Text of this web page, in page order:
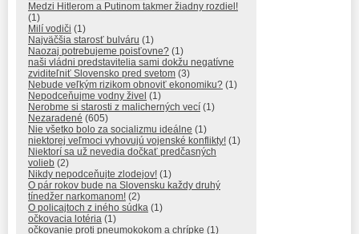
Medzi Hitlerom a Putinom takmer žiadny rozdiel!
(1)
Milí vodiči (1)
Najväčšia starosť bulváru (1)
Naozaj potrebujeme poisťovne? (1)
naši vládni predstavitelia sami dokžu negatívne
zviditeľniť Slovensko pred svetom (3)
Nebude veľkým rizikom obnoviť ekonomiku? (1)
Nepodceňujme vodny živel (1)
Nerobme si starosti z malicherných vecí (1)
Nezaradené (605)
Nie všetko bolo za socializmu ideálne (1)
niektorej veľmoci vyhovujú vojenské konflikty! (1)
Niektorí sa už nevedia dočkať predčasných
volieb (2)
Nikdy nepodceňujte zlodejov! (1)
O pár rokov bude na Slovensku každy druhý
tínedžer narkomanom! (2)
O policajtoch z iného súdka (1)
očkovacia lotéria (1)
očkovanie proti pneumokokom a chrípke (1)